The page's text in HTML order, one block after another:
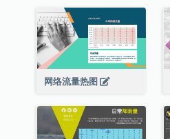
网络流量热图